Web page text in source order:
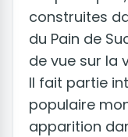
construites
du Pain de
de vue sur la
Il fait partie
populaire
apparition